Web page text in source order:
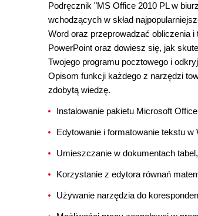
Podręcznik "MS Office 2010 PL w
wchodzących w skład
Word oraz przeprowadzać obliczenia
PowerPoint oraz dowiesz się, jak
Twojego programu pocztowego i
Opisom funkcji każdego z narzędzi
zdobytą wiedzę.
Instalowanie pakietu Microsoft Office
Edytowanie i formatowanie tekstu w
Umieszczanie w dokumentach
Korzystanie z edytora równań
Używanie narzędzia do